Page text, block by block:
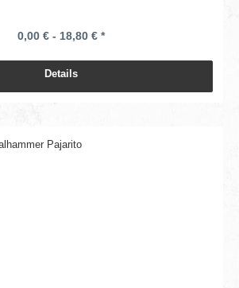
0,00 € - 18,80 € *
Details